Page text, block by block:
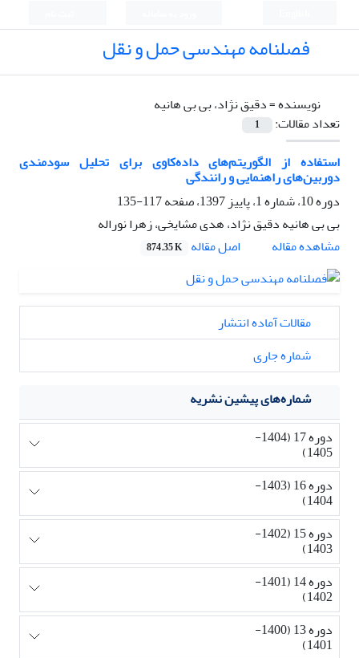
فصلنامه مهندسی حمل و نقل
نویسنده =دقیق نژاد، بی بی هانیه
تعداد مقالات:
1
استفاده از الگوریتم‌های داده‌کاوی برای تحلیل سودمندی
دوربین‌های راهنمایی و رانندگی
دوره 10، شماره 1، پاییز 1397، صفحه
117-135
بی بی هانیه دقیق نژاد، هدی مشایخی، زهرا نوراله
مشاهده مقاله
اصل مقاله 874.35 K
مقالات آماده انتشار
شماره جاری
شماره‌های پیشین نشریه
دوره 17 (1404-
1405)
دوره 16 (1403-
1404)
دوره 15 (1402-
1403)
دوره 14 (1401-
1402)
دوره 13 (1400-
1401)